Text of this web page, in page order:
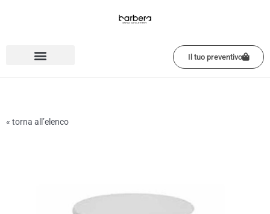
Il tuo preventivo
« torna all’elenco